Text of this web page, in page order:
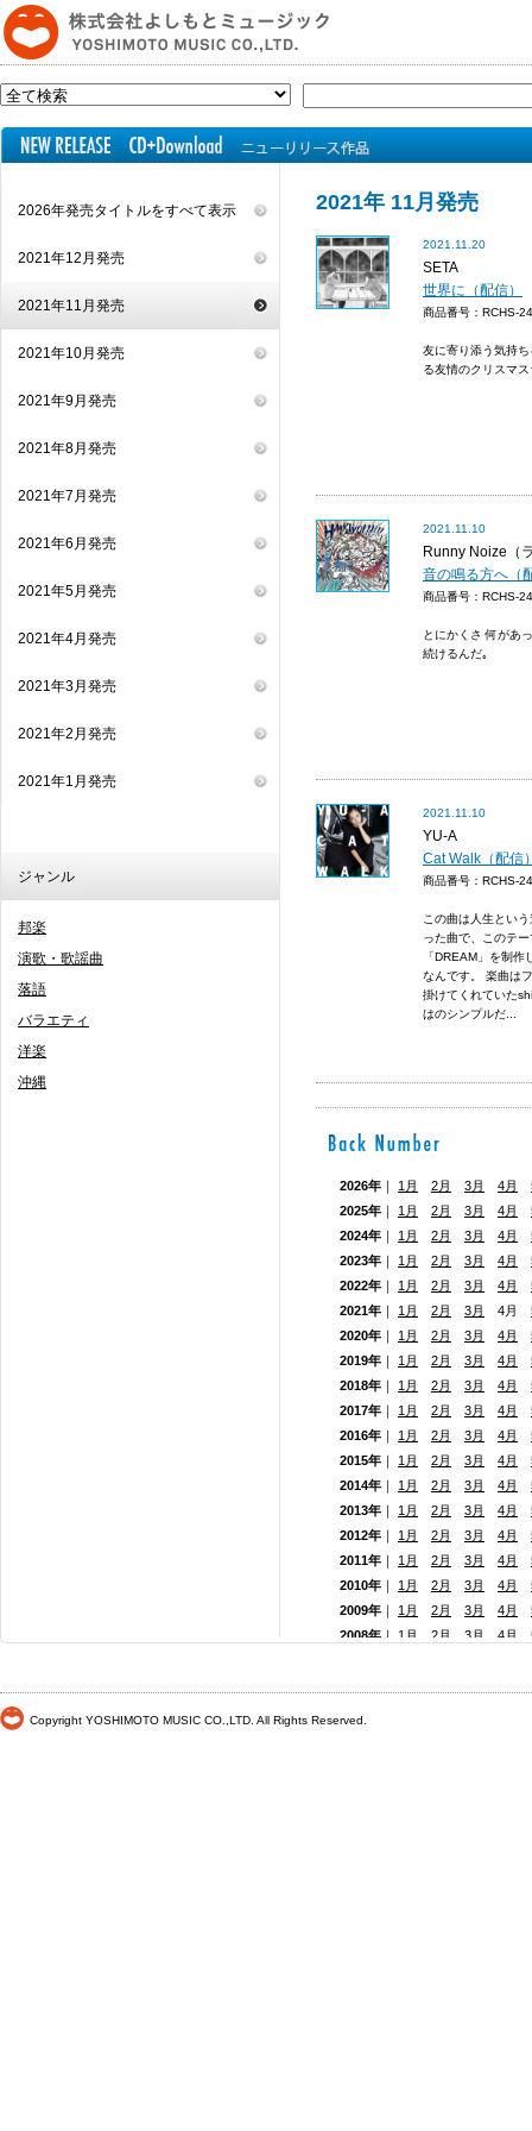
2026年発売タイトルをすべて表示
2021年12月発売
2021年11月発売
2021年10月発売
2021年9月発売
2021年8月発売
2021年7月発売
2021年6月発売
2021年5月発売
2021年4月発売
2021年3月発売
2021年2月発売
2021年1月発売
ジャンル
邦楽
演歌・歌謡曲
落語
バラエティ
洋楽
沖縄
2021年 11月発売
2021.11.20
SETA
世界に（配信）
商品番号：RCHS-
友に寄り添う気持
る友情のクリスマ
2021.11.10
Runny Noize（
音の鳴る方へ（
商品番号：RCHS-
とにかくさ 何があ
続けるんだ｡
2021.11.10
YU-A
Cat Walk（配信
商品番号：RCHS-
この曲は人生とい
った曲で、このテ
「DREAM」を制
なんです。 楽曲は
掛けてくれていた
はのシンプルだ...
2026年 ｜ 1月 2月 3月 4月
2025年 ｜ 1月 2月 3月 4月
2024年 ｜ 1月 2月 3月 4月
2023年 ｜ 1月 2月 3月 4月
2022年 ｜ 1月 2月 3月 4月
2021年 ｜ 1月 2月 3月 4月
2020年 ｜ 1月 2月 3月 4月
2019年 ｜ 1月 2月 3月 4月
2018年 ｜ 1月 2月 3月 4月
2017年 ｜ 1月 2月 3月 4月
2016年 ｜ 1月 2月 3月 4月
2015年 ｜ 1月 2月 3月 4月
2014年 ｜ 1月 2月 3月 4月
2013年 ｜ 1月 2月 3月 4月
2012年 ｜ 1月 2月 3月 4月
2011年 ｜ 1月 2月 3月 4月
2010年 ｜ 1月 2月 3月 4月
2009年 ｜ 1月 2月 3月 4月
2008年 ｜ 1月 2月 3月 4月
Copyright YOSHIMOTO MUSIC CO.,LTD. All Rights Reserved.